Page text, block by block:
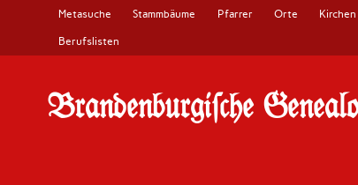
Metasuche Stammbäume Pfarrer Orte Kirchen
Berufslisten
Brandenburgi#che